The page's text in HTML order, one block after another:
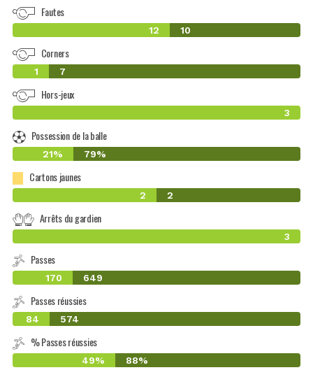
Fautes
12 10
Corners
1 7
Hors-jeux
3
Possession de la balle
21% 79%
Cartons jaunes
2 2
Arrêts du gardien
3
Passes
170 649
Passes réussies
84 574
% Passes réussies
49% 88%